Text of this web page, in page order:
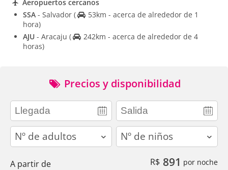
Aeropuertos cercanos
SSA - Salvador (
53km - acerca de alrededor de 1
hora)
AJU - Aracaju (
242km - acerca de alrededor de 4
horas)
Precios y disponibilidad
adults children
A partir de R$ 891 por noche